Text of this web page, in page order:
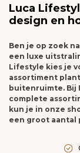
Luca
design en
Ben je op zoek
een luxe
Lifestyle kies je
assortiment
buitenruimte. Bij
complete
kun je in onze
een groot aantal